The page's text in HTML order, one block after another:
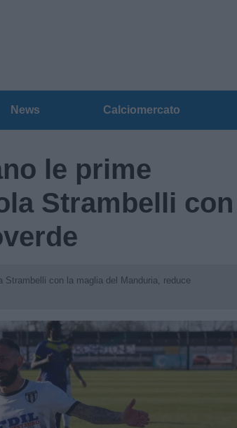
News Calciomercato
le prime
Strambelli con
con la maglia del Manduria, reduce